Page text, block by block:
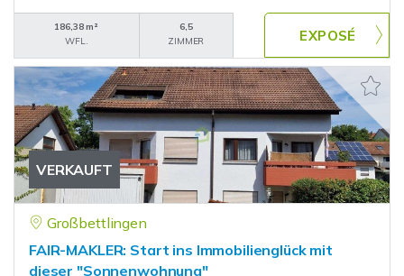
186,38 m²
WFL.
6,5
ZIMMER
VERKAUFT
Großbettlingen
FAIR-MAKLER: Start ins Immobilienglück mit
dieser "Sonnenwohnung"